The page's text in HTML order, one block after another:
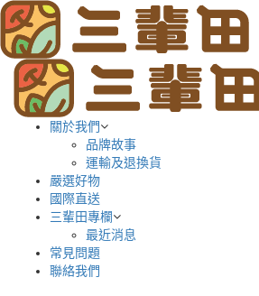
關於我們
品牌故事
運輸及退換貨
嚴選好物
國際直送
三輩田專欄
最近消息
常見問題
聯絡我們